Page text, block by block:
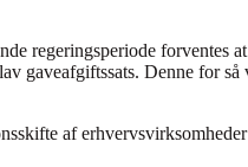
regeringsperiode
gaveafgiftssats. Denne for
af